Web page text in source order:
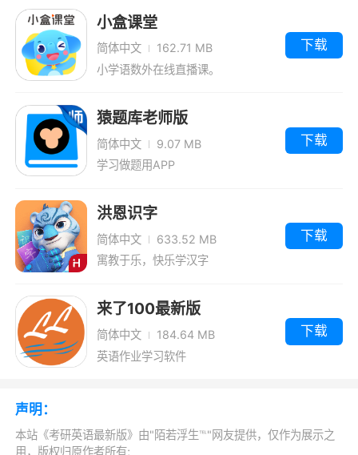
用户可以轻松进行刷题，并且试题类型也是非常
多的，这样类型见得全面了，考试的时候才不会
紧张哦
更新日志
修复已知bug
增加优惠劵功能
BEC
小盒课堂
简体中文
162.71 MB
小学语数外在线直播课。
下载
猿题库老师版
简体中文
9.07 MB
学习做题用APP
下载
洪恩识字
简体中文
633.52 MB
寓教于乐，快乐学汉字
下载
来了100最新版
简体中文
184.64 MB
英语作业学习软件
下载
声明：
本站《考研英语最新版》由"陌若浮生℡"网友提供，仅作为展示之
用，版权归原作者所有;